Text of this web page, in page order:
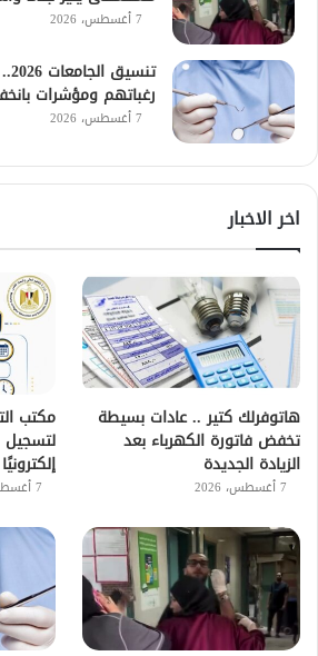
7 أغسطس، 2026
رغباتهم ومؤشرات
7 أغسطس، 2026
اخر الاخبار
هاتوفرلك كتير .. عادات بسيطة
تخفض فاتورة الكهرباء بعد
الزيادة الجديدة
7 أغسطس، 2026
مكتب
لتسجيل
إلكترونيًا
7 أغسطس، 2026